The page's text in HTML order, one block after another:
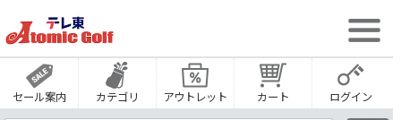
セール案内 カテゴリ アウトレット カート ログイン